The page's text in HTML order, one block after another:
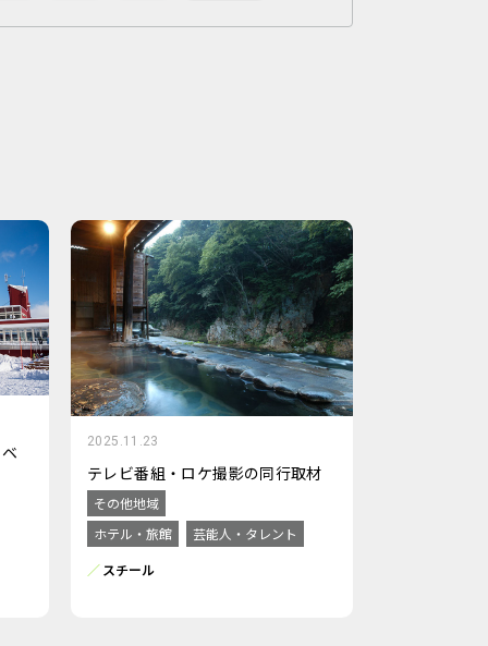
2025.11.23
テレビ番組・ロケ撮影の同行取材
その他地域
ホテル・旅館
芸能人・タレント
スチール